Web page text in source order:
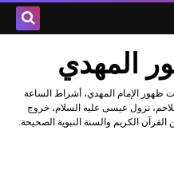
المهدي
ظهور الإمام المهدي، أشراط الساعة
نزول عيسى عليه السلام، خروج
الكريم والسنة النبوية الصحيحة.